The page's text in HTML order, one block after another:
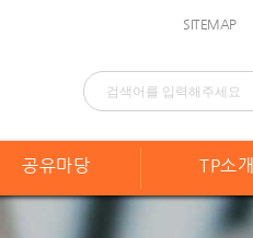
SITEMAP
공유마당 TP소개